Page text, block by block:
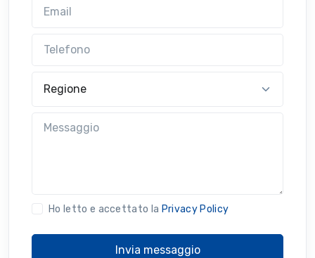
Ho letto e accettato la Privacy Policy
Invia messaggio